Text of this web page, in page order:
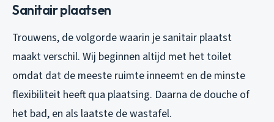
Sanitair plaatsen
Trouwens, de volgorde waarin je sanitair plaatst
maakt verschil. Wij beginnen altijd met het toilet
omdat dat de meeste ruimte inneemt en de minste
flexibiliteit heeft qua plaatsing. Daarna de douche of
het bad, en als laatste de wastafel.